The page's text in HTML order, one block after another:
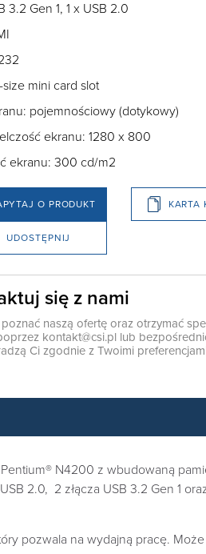
3.2 Gen 1, 1 x USB 2.0
size mini card slot
pojemnościowy (dotykowy)
ekranu: 1280 x 800
ekranu: 300 cd/m2
O PRODUKT KARTA
UDOSTĘPNIJ
się z nami
naszą ofertę oraz otrzymać
kontakt@csi.pl lub
Ci zgodnie z Twoimi
N4200 z wbudowaną
2.0, 2 złącza USB 3.2 Gen 1
pozwala na wydajną pracę.